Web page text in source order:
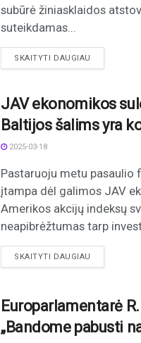
subūrė žiniasklaidos
suteikdamas...
SKAITYTI DAUGIAU
JAV ekonomikos
Baltijos šalims yra
2025-03-18
Pastaruoju metu pasaulio
įtampa dėl galimos JAV
Amerikos akcijų indeksų
neapibrėžtumas tarp
SKAITYTI DAUGIAU
Europarlamentarė
„Bandome pabusti